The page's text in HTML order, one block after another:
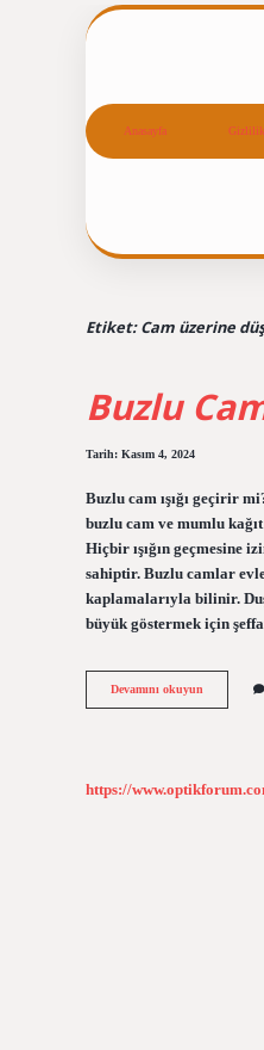
Anasayfa Gizlilik
Etiket:Cam üzerine
Buzlu
Tarih: Kasım 4, 2024
Buzlu cam ışığı geçirir
buzlu cam ve mumlu
Hiçbir ışığın geçmesine
sahiptir. Buzlu camlar
kaplamalarıyla bilinir.
büyük göstermek için
Devamını okuyun
Cam
https://